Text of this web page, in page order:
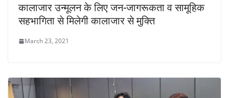
कालाजार उन्मूलन के लिए जन-जागरूकता व सामूहिक
सहभागिता से मिलेगी कालाजार से मुक्ति
March 23, 2021